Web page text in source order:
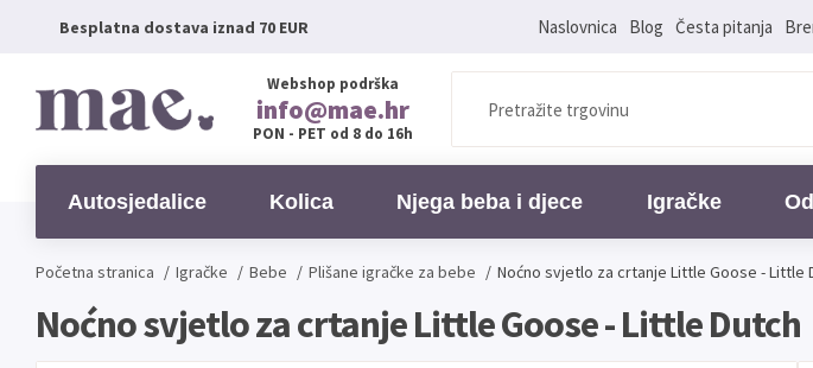
Besplatna dostava iznad 70 EUR Naslovnica Blog Česta pitanja
Webshop podrška
info@mae.hr
PON - PET od 8 do 16h
Autosjedalice Kolica Njega beba i djece Igračke
Početna stranica / Igračke / Bebe / Plišane igračke za bebe / Noćno svjetlo za crtanje Little Goose - Little
Noćno svjetlo za crtanje Little Goose - Little Dutch